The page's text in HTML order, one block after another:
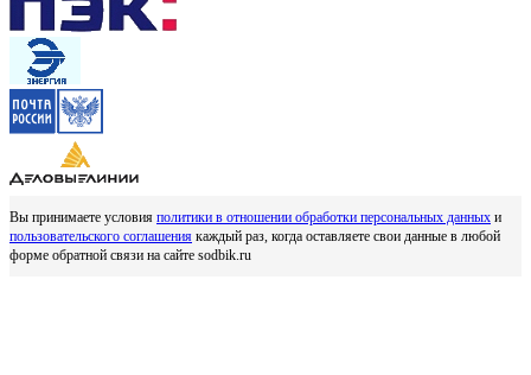
Вы принимаете условия политики в отношении обработки персональных данных и
пользовательского соглашения каждый раз, когда оставляете свои данные в любой
форме обратной связи на сайте sodbik.ru